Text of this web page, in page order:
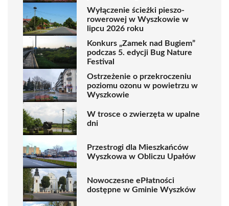
Wyłączenie ścieżki pieszo-
rowerowej w Wyszkowie w
lipcu 2026 roku
Konkurs „Zamek nad Bugiem”
podczas 5. edycji Bug Nature
Festival
Ostrzeżenie o przekroczeniu
poziomu ozonu w powietrzu w
Wyszkowie
W trosce o zwierzęta w upalne
dni
Przestrogi dla Mieszkańców
Wyszkowa w Obliczu Upałów
Nowoczesne ePłatności
dostępne w Gminie Wyszków